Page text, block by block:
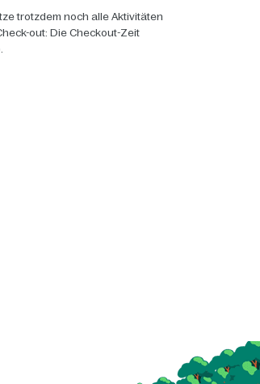
trotzdem noch alle Aktivitäten
out: Die Checkout-Zeit